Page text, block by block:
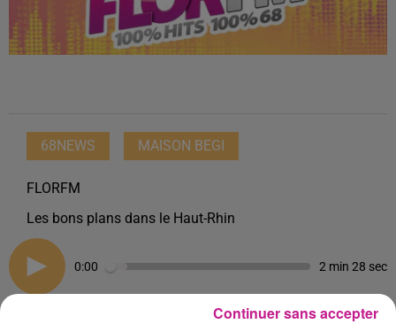
68NEWS MAISON BEGI
FLORFM
Les bons plans dans le Haut-Rhin
0:00 2 min 28 sec
Continuer sans accepter